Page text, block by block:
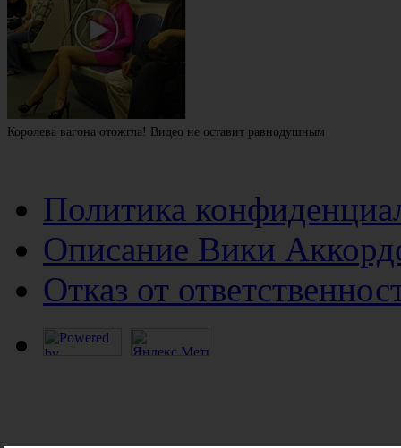
Королева вагона отожгла! Видео не оставит равнодушным
Политика
Описание Вики
Отказ от